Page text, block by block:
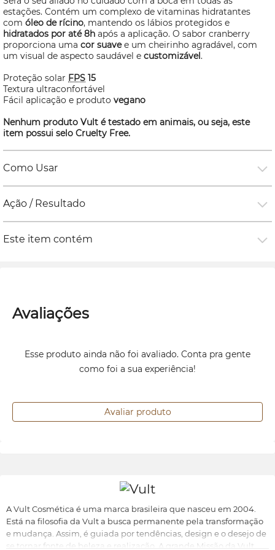
estações. Contém um complexo de vitaminas hidratantes
com óleo de rícino, mantendo os lábios protegidos e
hidratados por até 8h após a aplicação. O sabor cranberry
proporciona uma cor suavee um cheirinho agradável, com
um visual de aspecto saudável e customizável.
Proteção solar FPS 15
Textura ultraconfortável
Fácil aplicação e produto vegano
Nenhum produto Vult é testado em animais, ou seja, este
item possui selo Cruelty Free.
Como Usar
Ação / Resultado
Este item contém
Avaliações
Esse produto ainda não foi avaliado. Conta pra gente
como foi a sua experiência!
Avaliar produto
A Vult Cosmética é uma marca brasileira que nasceu em 2004.
Está na filosofia da Vult a busca permanente pela transformação
e mudança. Assim, é guiada por tendências, design e o desejo de
se tornar fonte de beleza e realização. A grande Missão da Vult